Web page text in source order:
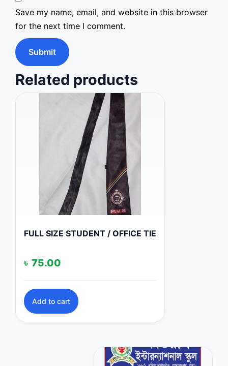
Save my name, email, and website in this browser
for the next time I comment.
Related products
FULL SIZE STUDENT / OFFICE TIE
৳ 75.00
Add to cart